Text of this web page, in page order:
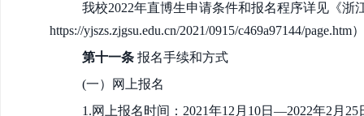
我校2022年直博生申请条件和报名程序详见《
https://yjszs.zjgsu.edu.cn/2021/0915/c469a97144/page.htm
第十一条 报名手续和方式
(一）网上报名
1.网上报名时间：2021年12月10日—2022年2月